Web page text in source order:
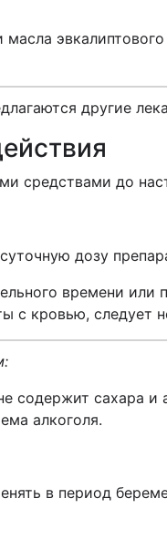
другие
средствами до
дозу
времени
кровью, следует
содержит сахара
алкоголя.
в период